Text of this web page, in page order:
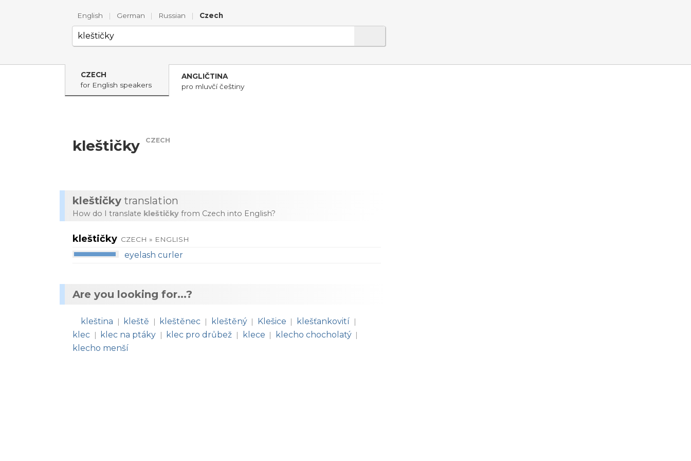
English | German | Russian | Czech
CZECH
for English speakers
ANGLIČTINA
pro mluvčí češtiny
kleštičky CZECH
kleštičky translation
How do I translate kleštičky from Czech into English?
kleštičky CZECH » ENGLISH
eyelash curler
Are you looking for...?
kleština | kleště | kleštěnec | kleštěný | Klešice | klešťankovití |
klec | klec na ptáky | klec pro drůbež | klece | klecho chocholatý |
klecho menší